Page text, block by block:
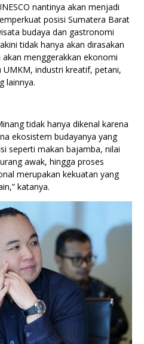
nantinya akan menjadi
posisi Sumatera Barat
budaya dan gastronomi
tidak hanya akan dirasakan
menggerakkan ekonomi
industri kreatif, petani,
lainnya.
tidak hanya dikenal karena
ekosistem budayanya yang
seperti makan bajamba, nilai
awak, hingga proses
merupakan kekuatan yang
katanya.